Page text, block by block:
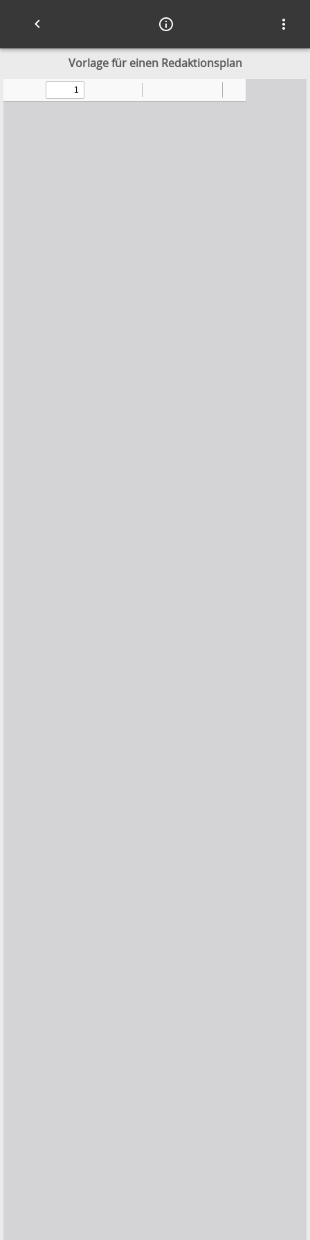
Accessibility settings
keyboard_arrow_left info_outline more_vert
Vorlage für einen Redaktionsplan